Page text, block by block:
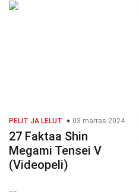
PELIT JA LELUT 03 marras 2024
27 Faktaa Shin
Megami Tensei V
(Videopeli)